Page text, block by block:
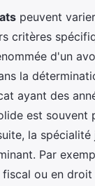
peuvent
critères
d'un
la
ayant des
est souvent
la
Par
ou en